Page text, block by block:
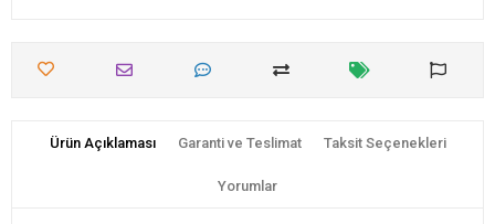
Ürün Açıklaması Garanti ve Teslimat Taksit Seçenekleri
Yorumlar